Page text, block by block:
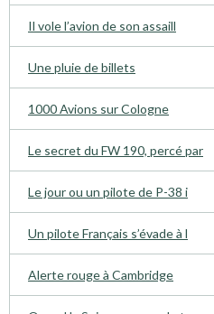
Il vole l’avion de son assaill
Une pluie de billets
1000 Avions sur Cologne
Le secret du FW 190, percé par
Le jour ou un pilote de P-38 i
Un pilote Français s’évade à l
Alerte rouge à Cambridge